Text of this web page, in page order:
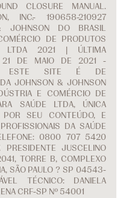
CLOSURE MANUAL.
INC.- 190658-210927
JOHNSON DO BRASIL
DE PRODUTOS
LTDA 2021 | ÚLTIMA
21 DE MAIO DE 2021 -
ESTE SITE É DE
JOHNSON & JOHNSON
E COMÉRCIO DE
SAÚDE LTDA, ÚNICA
POR SEU CONTEÚDO, E
DA SAÚDE
0800 707 5420
PRESIDENTE JUSCELINO
TORRE B, COMPLEXO
SÃO PAULO ? SP 04543-
TÉCNICO: DANIELA
CRF-SP Nº 54001